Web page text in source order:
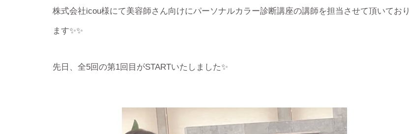
株式会社icou様にて美容師さん向けにパーソナルカラー診断講座の講師を担当させて頂いており
ます✨✨
先日、全5回の第1回目がSTARTいたしました✨